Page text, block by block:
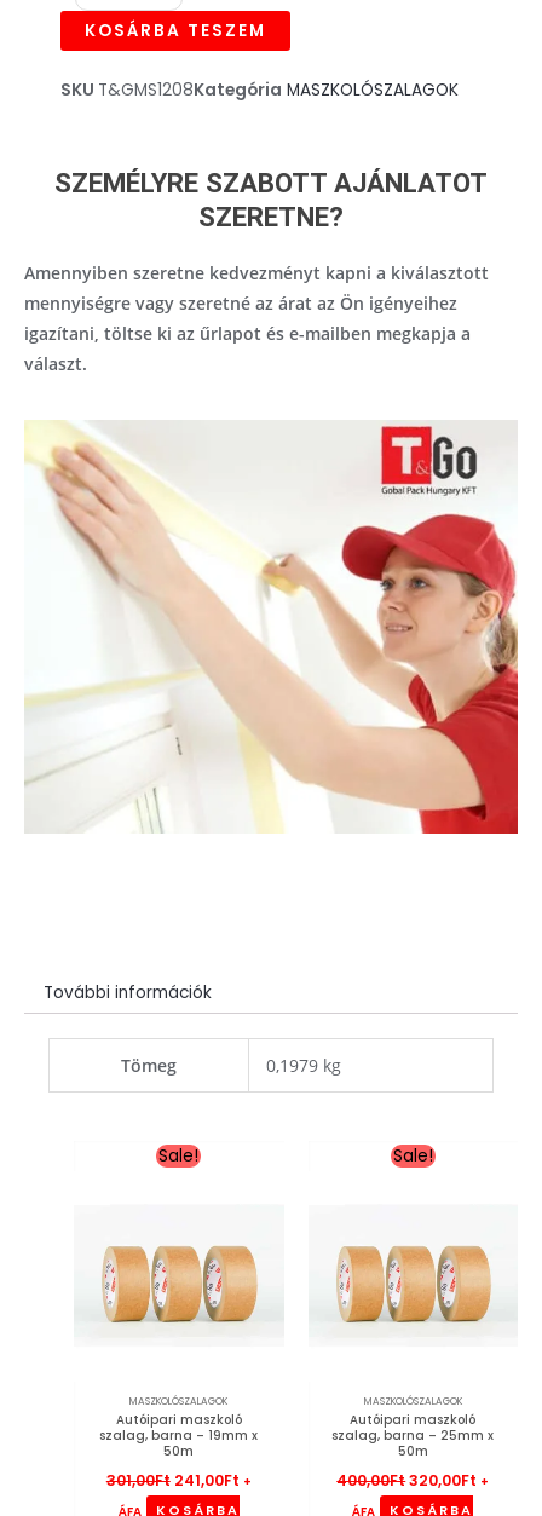
UV
és
38mm
x
KOSÁRBA TESZEM
SKU T&GMS1208Kategória MASZKOLÓSZALAGOK
SZEMÉLYRE SZABOTT AJÁNLATOT
SZERETNE?
Amennyiben szeretne kedvezményt kapni a kiválasztott
mennyiségre vagy szeretné az árat az Ön igényeihez
igazítani, töltse ki az űrlapot és e-mailben megkapja a
választ.
További információk
Tömeg 0,1979 kg
Sale!
MASZKOLÓSZALAGOK
Autóipari maszkoló
szalag, barna – 19mm x
50m
301,00Ft
Original
price
241,00Ft +
ÁFA
KOSÁRBA
Sale!
MASZKOLÓSZALAGOK
Autóipari maszkoló
szalag, barna – 25mm x
50m
400,00Ft
Original
price
320,00Ft +
ÁFA
KOSÁRBA